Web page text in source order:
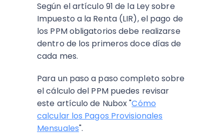
Según el artículo 91 de la Ley sobre
Impuesto a la Renta (LIR), el pago de
los PPM obligatorios debe realizarse
dentro de los primeros doce días de
cada mes.
Para un paso a paso completo sobre
el cálculo del PPM puedes revisar
este artículo de Nubox "Cómo
calcular los Pagos Provisionales
Mensuales".